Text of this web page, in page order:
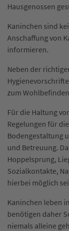
Hausgenossen
Kaninchen sind
Anschaffung von
informieren.
Neben der
zum
Für die Haltung
Regelungen für
Bodengestaltung
und Betreuung.
Hoppelsprung,
Sozialkontakte,
hierbei möglich
Kaninchen leben
benötigen daher
niemals alleine